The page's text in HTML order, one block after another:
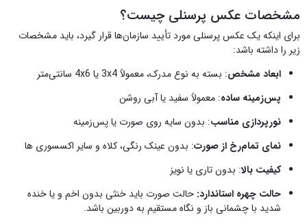
مشخصات عکس پرسنلی چیست؟
برای اینکه یک عکس پرسنلی مورد تأیید سازمان‌ها قرار گیرد، باید مشخصات
زیر را داشته باشد:
ابعاد مشخص: بسته به نوع مدرک، معمولاً 3x4 یا 4x6 سانتی‌متر
پس‌زمینه ساده: معمولاً سفید یا آبی روشن
نورپردازی مناسب: بدون سایه روی صورت یا پس‌زمینه
نمای تمام‌رخ از صورت: بدون عینک رنگی، کلاه و سایر اکسسوری ها
کیفیت بالا: بدون تاری یا نویز
حالت چهره استاندارد:حالت صورت باید خنثی بدون اخم و یا خنده
شدید با چشمانی باز و نگاه مستقیم به دوربین باشد.